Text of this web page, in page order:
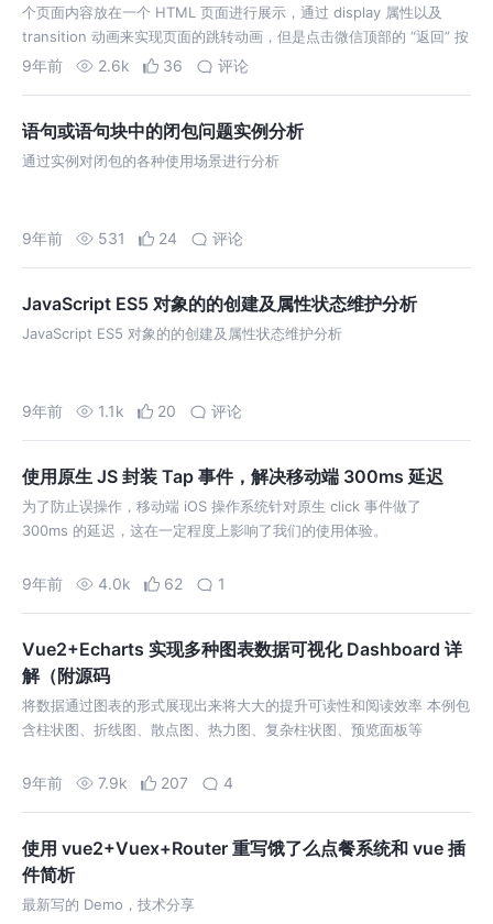
个页面内容放在一个 HTML 页面进行展示，通过 display 属性以及
transition 动画来实现页面的跳转动画，但是点击微信顶部的 “返回” 按
键之后就会直接跳出整个页面
9年前 2.6k 36 评论
语句或语句块中的闭包问题实例分析
通过实例对闭包的各种使用场景进行分析
9年前 531 24 评论
JavaScript ES5 对象的的创建及属性状态维护分析
JavaScript ES5 对象的的创建及属性状态维护分析
9年前 1.1k 20 评论
使用原生 JS 封装 Tap 事件，解决移动端 300ms 延迟
为了防止误操作，移动端 iOS 操作系统针对原生 click 事件做了
300ms 的延迟，这在一定程度上影响了我们的使用体验。
9年前 4.0k 62 1
Vue2+Echarts 实现多种图表数据可视化 Dashboard 详
解（附源码
将数据通过图表的形式展现出来将大大的提升可读性和阅读效率 本例包
含柱状图、折线图、散点图、热力图、复杂柱状图、预览面板等
9年前 7.9k 207 4
使用 vue2+Vuex+Router 重写饿了么点餐系统和 vue 插
件简析
最新写的 Demo，技术分享